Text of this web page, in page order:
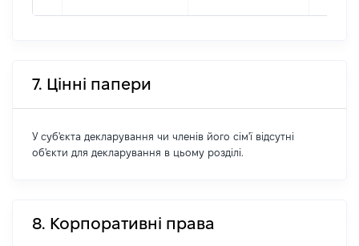
7. Цінні папери
У суб'єкта декларування чи членів його сім'ї відсутні
об'єкти для декларування в цьому розділі.
8. Корпоративні права